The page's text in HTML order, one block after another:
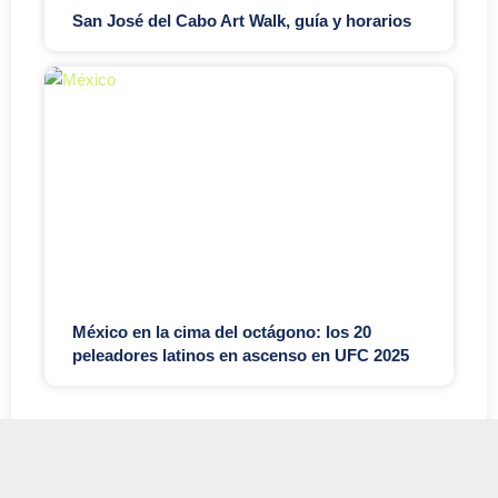
San José del Cabo Art Walk, guía y horarios
México en la cima del octágono: los 20
peleadores latinos en ascenso en UFC 2025